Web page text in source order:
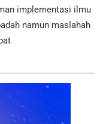
implementasi ilmu
namun maslahah